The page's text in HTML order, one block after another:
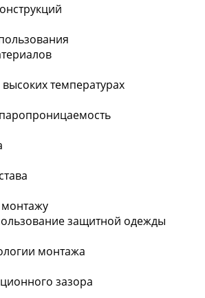
температурах
защитной одежды
монтажа
зазора